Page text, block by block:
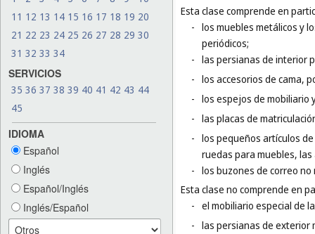
11 12 13 14 15 16 17 18 19 20
21 22 23 24 25 26 27 28 29 30
31 32 33 34
SERVICIOS
35 36 37 38 39 40 41 42 43 44
45
IDIOMA
Español
Inglés
Español/Inglés
Inglés/Español
Esta clase comprende en
- los muebles metálicos y
periódicos;
- las persianas de interior
- los accesorios de cama,
- los espejos de mobiliario
- las placas de
- los pequeños artículos
ruedas para muebles,
- los buzones de correo no
Esta clase no comprende en
- el mobiliario especial de
- las persianas de exterior